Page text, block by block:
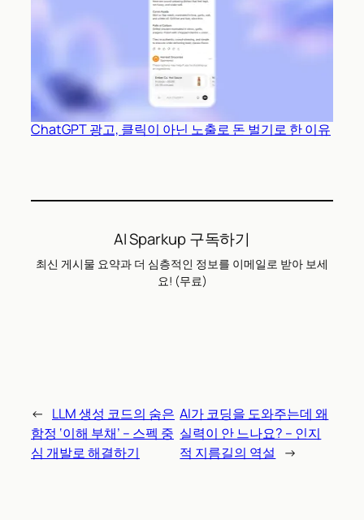
ChatGPT 광고, 클릭이 아닌 노출로 돈 벌기로 한 이유
AI Sparkup 구독하기
최신 게시물 요약과 더 심층적인 정보를 이메일로 받아 보세
요! (무료)
← LLM 생성 코드의 숨은
함정 ‘이해 부채’ – 스펙 중
심 개발로 해결하기
AI가 코딩을 도와주는데 왜
실력이 안 느나요? – 인지
적 지름길의 역설
→